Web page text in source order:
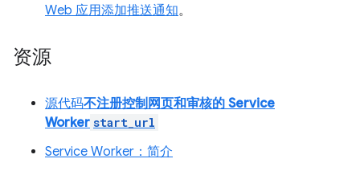
Web 应用添加推送通知。
资源
源代码不注册控制网页和审核的 Service
Worker start_url
Service Worker：简介